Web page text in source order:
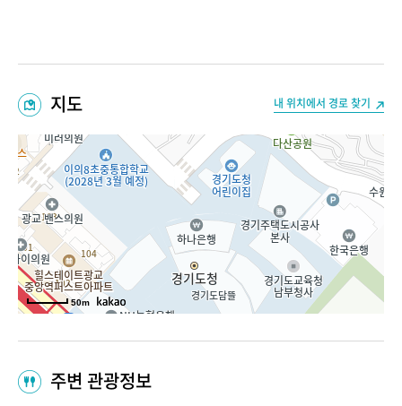
지도 내 위치에서 경로 찾기
50m
주변 관광정보